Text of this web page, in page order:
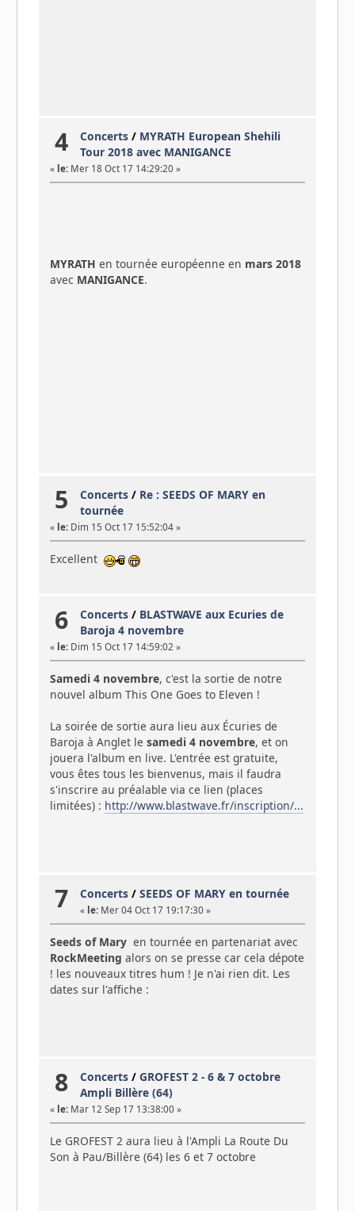
4 Concerts / MYRATH European Shehili
Tour 2018 avec MANIGANCE
« le:Mer 18 Oct 17 14:29:20 »
MYRATH en tournée européenne en mars 2018
avec MANIGANCE.
5 Concerts / Re : SEEDS OF MARY en
tournée
« le:Dim 15 Oct 17 15:52:04 »
Excellent
6 Concerts / BLASTWAVE aux Ecuries de
Baroja 4 novembre
« le:Dim 15 Oct 17 14:59:02 »
Samedi 4 novembre, c'est la sortie de notre
nouvel album This One Goes to Eleven !
La soirée de sortie aura lieu aux Écuries de
Baroja​ à Anglet le samedi 4 novembre, et on
jouera l'album en live. L'entrée est gratuite,
vous êtes tous les bienvenus, mais il faudra
s'inscrire au préalable via ce lien (places
limitées) : http://www.blastwave.fr/inscription/...
7 Concerts /SEEDS OF MARY en tournée
« le: Mer 04 Oct 17 19:17:30 »
Seeds of Maryen tournée en partenariat avec
RockMeeting alors on se presse car cela dépote
! les nouveaux titres hum ! Je n'ai rien dit. Les
dates sur l'affiche :
8 Concerts /GROFEST 2 - 6 & 7 octobre
Ampli Billère (64)
« le:Mar 12 Sep 17 13:38:00 »
Le GROFEST 2 aura lieu à l'Ampli La Route Du
Son à Pau/Billère (64) les 6 et 7 octobre